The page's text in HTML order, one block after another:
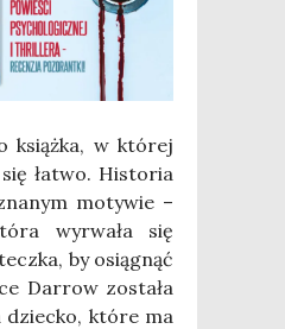
książ­ka, w któ­rej
łatwo. Histo­ria
moty­wie –
wyrwa­ła się
by osią­gnąć
Dar­row zosta­ła
dziec­ko, któ­re ma